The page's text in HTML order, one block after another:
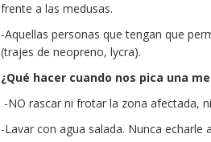
frente a las medusas.
-Aquellas personas que tengan que
(trajes de neopreno, lycra).
¿Qué hacer cuando nos pica una
-NO rascar ni frotar la zona afectada,
-Lavar con agua salada. Nunca echarle